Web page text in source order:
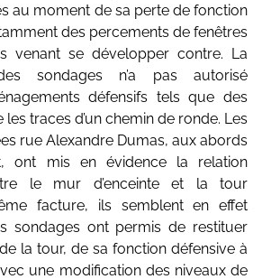
au moment de sa perte de fonction
des percements de fenêtres
venant se développer contre. La
sondages n’a pas autorisé
défensifs tels que des
traces d’un chemin de ronde. Les
rue Alexandre Dumas, aux abords
ont mis en évidence la relation
le mur d’enceinte et la tour
facture, ils semblent en effet
sondages ont permis de restituer
la tour, de sa fonction défensive à
une modification des niveaux de